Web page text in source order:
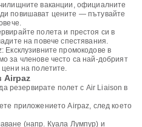
ваканции, официалните
повишават цените — пътувайте
полета и престоя си в
на повече спестявания.
промокодове в
за членове често са най-добрият
на полетите.
Airpaz
резервирате полет с Air Liaison в
приложението Airpaz, след което
(напр. Куала Лумпур) и